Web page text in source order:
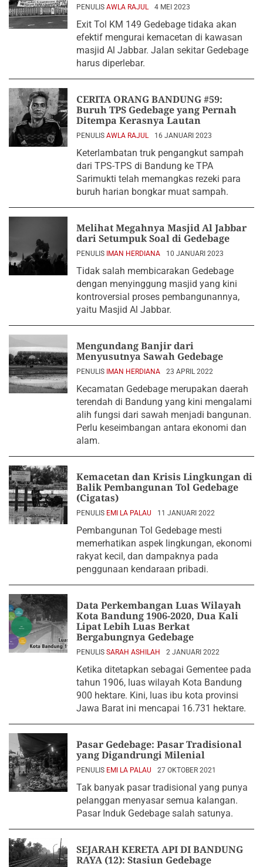
PENULIS AWLA RAJUL 4 MEI 2023
Exit Tol KM 149 Gedebage tidaka akan
efektif mengurai kemacetan di kawasan
masjid Al Jabbar. Jalan sekitar Gedebage
harus diperlebar.
CERITA ORANG BANDUNG #59:
Buruh TPS Gedebage yang Pernah
Ditempa Kerasnya Lautan
PENULIS AWLA RAJUL 16 JANUARI 2023
Keterlambatan truk pengangkut sampah
dari TPS-TPS di Bandung ke TPA
Sarimukti telah memangkas rezeki para
buruh harian bongkar muat sampah.
Melihat Megahnya Masjid Al Jabbar
dari Setumpuk Soal di Gedebage
PENULIS IMAN HERDIANA 10 JANUARI 2023
Tidak salah membicarakan Gedebage
dengan menyinggung masjid yang kini
kontroversial proses pembangunannya,
yaitu Masjid Al Jabbar.
Mengundang Banjir dari
Menyusutnya Sawah Gedebage
PENULIS IMAN HERDIANA 23 APRIL 2022
Kecamatan Gedebage merupakan daerah
terendah di Bandung yang kini mengalami
alih fungsi dari sawah menjadi bangunan.
Perlu keseimbangan antara ekonomi dan
alam.
Kemacetan dan Krisis Lingkungan di
Balik Pembangunan Tol Gedebage
(Cigatas)
PENULIS EMI LA PALAU 11 JANUARI 2022
Pembangunan Tol Gedebage mesti
memerhatikan aspek lingkungan, ekonomi
rakyat kecil, dan dampaknya pada
penggunaan kendaraan pribadi.
Data Perkembangan Luas Wilayah
Kota Bandung 1906-2020, Dua Kali
Lipat Lebih Luas Berkat
Bergabungnya Gedebage
PENULIS SARAH ASHILAH 2 JANUARI 2022
Ketika ditetapkan sebagai Gementee pada
tahun 1906, luas wilayah Kota Bandung
900 hektare. Kini, luas ibu kota provinsi
Jawa Barat ini mencapai 16.731 hektare.
Pasar Gedebage: Pasar Tradisional
yang Digandrungi Milenial
PENULIS EMI LA PALAU 27 OKTOBER 2021
Tak banyak pasar tradisional yang punya
pelanggan menyasar semua kalangan.
Pasar Induk Gedebage salah satunya.
SEJARAH KERETA API DI BANDUNG
RAYA (12): Stasiun Gedebage